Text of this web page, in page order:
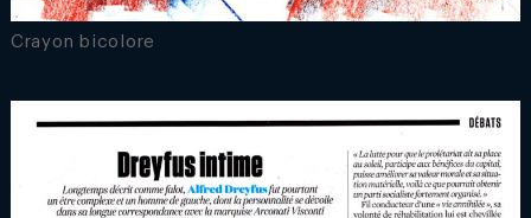
Crayon bicolore